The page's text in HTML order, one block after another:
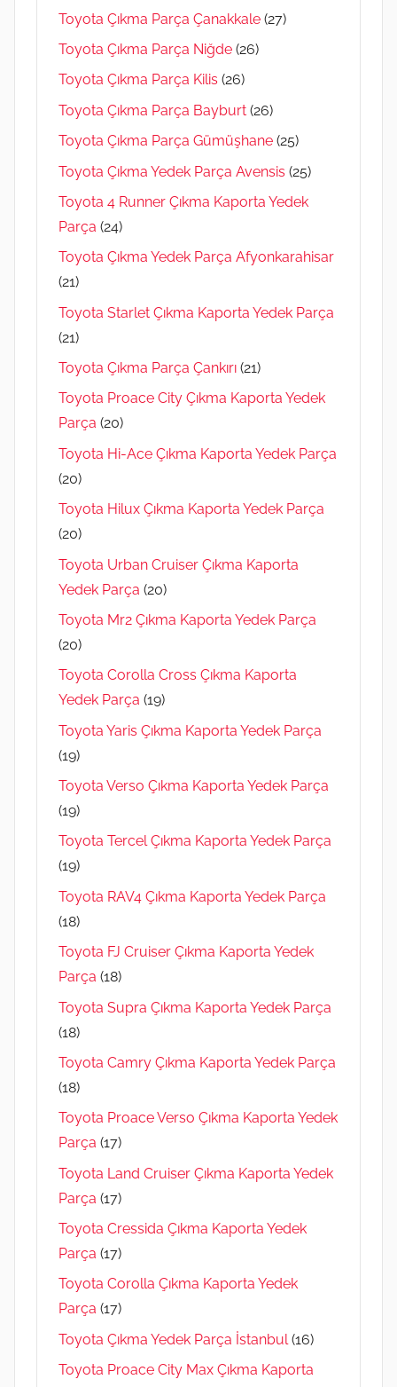
Toyota Çıkma Parça Çanakkale (27)
Toyota Çıkma Parça Niğde (26)
Toyota Çıkma Parça Kilis (26)
Toyota Çıkma Parça Bayburt (26)
Toyota Çıkma Parça Gümüşhane (25)
Toyota Çıkma Yedek Parça Avensis (25)
Toyota 4 Runner Çıkma Kaporta Yedek
Parça (24)
Toyota Çıkma Yedek Parça Afyonkarahisar
(21)
Toyota Starlet Çıkma Kaporta Yedek Parça
(21)
Toyota Çıkma Parça Çankırı (21)
Toyota Proace City Çıkma Kaporta Yedek
Parça (20)
Toyota Hi-Ace Çıkma Kaporta Yedek Parça
(20)
Toyota Hilux Çıkma Kaporta Yedek Parça
(20)
Toyota Urban Cruiser Çıkma Kaporta
Yedek Parça (20)
Toyota Mr2 Çıkma Kaporta Yedek Parça
(20)
Toyota Corolla Cross Çıkma Kaporta
Yedek Parça (19)
Toyota Yaris Çıkma Kaporta Yedek Parça
(19)
Toyota Verso Çıkma Kaporta Yedek Parça
(19)
Toyota Tercel Çıkma Kaporta Yedek Parça
(19)
Toyota RAV4 Çıkma Kaporta Yedek Parça
(18)
Toyota FJ Cruiser Çıkma Kaporta Yedek
Parça (18)
Toyota Supra Çıkma Kaporta Yedek Parça
(18)
Toyota Camry Çıkma Kaporta Yedek Parça
(18)
Toyota Proace Verso Çıkma Kaporta Yedek
Parça (17)
Toyota Land Cruiser Çıkma Kaporta Yedek
Parça (17)
Toyota Cressida Çıkma Kaporta Yedek
Parça (17)
Toyota Corolla Çıkma Kaporta Yedek
Parça (17)
Toyota Çıkma Yedek Parça İstanbul (16)
Toyota Proace City Max Çıkma Kaporta